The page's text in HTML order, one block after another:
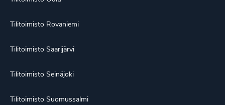
Tilitoimisto Rovaniemi
Tilitoimisto Saarijärvi
Tilitoimisto Seinäjoki
Tilitoimisto Suomussalmi